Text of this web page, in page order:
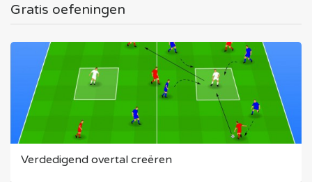
Gratis oefeningen
Verdedigend overtal creëren